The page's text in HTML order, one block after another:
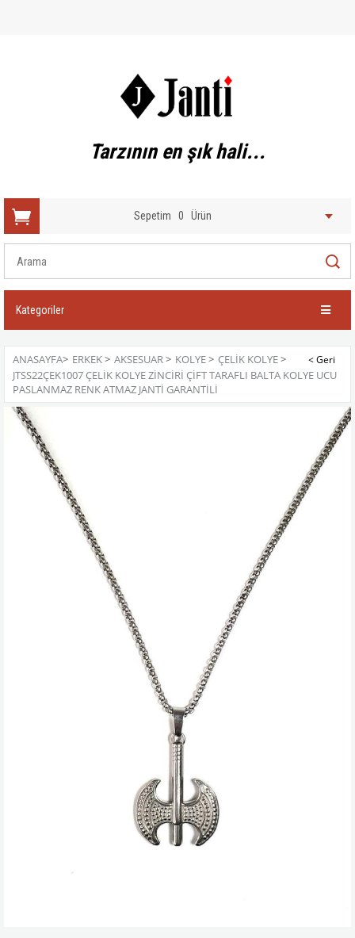
Tarzının en şık hali...
Sepetim 0 Ürün
Kategoriler
ANASAYFA> ERKEK> AKSESUAR> KOLYE> ÇELIK KOLYE>
JTSS22ÇEK1007 ÇELIK KOLYE ZINCIRI ÇIFT TARAFLI BALTA KOLYE UCU
PASLANMAZ RENK ATMAZ JANTI GARANTILI